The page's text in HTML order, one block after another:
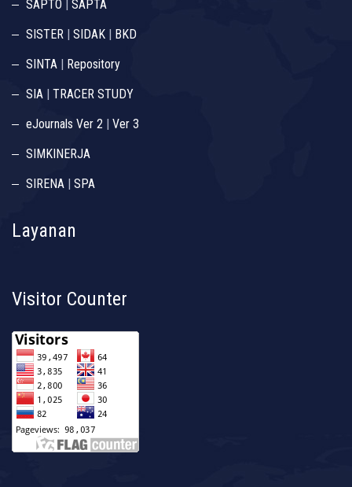
SAPTO | SAPTA
SISTER | SIDAK | BKD
SINTA | Repository
SIA | TRACER STUDY
eJournals Ver 2 | Ver 3
SIMKINERJA
SIRENA | SPA
Layanan
Visitor Counter